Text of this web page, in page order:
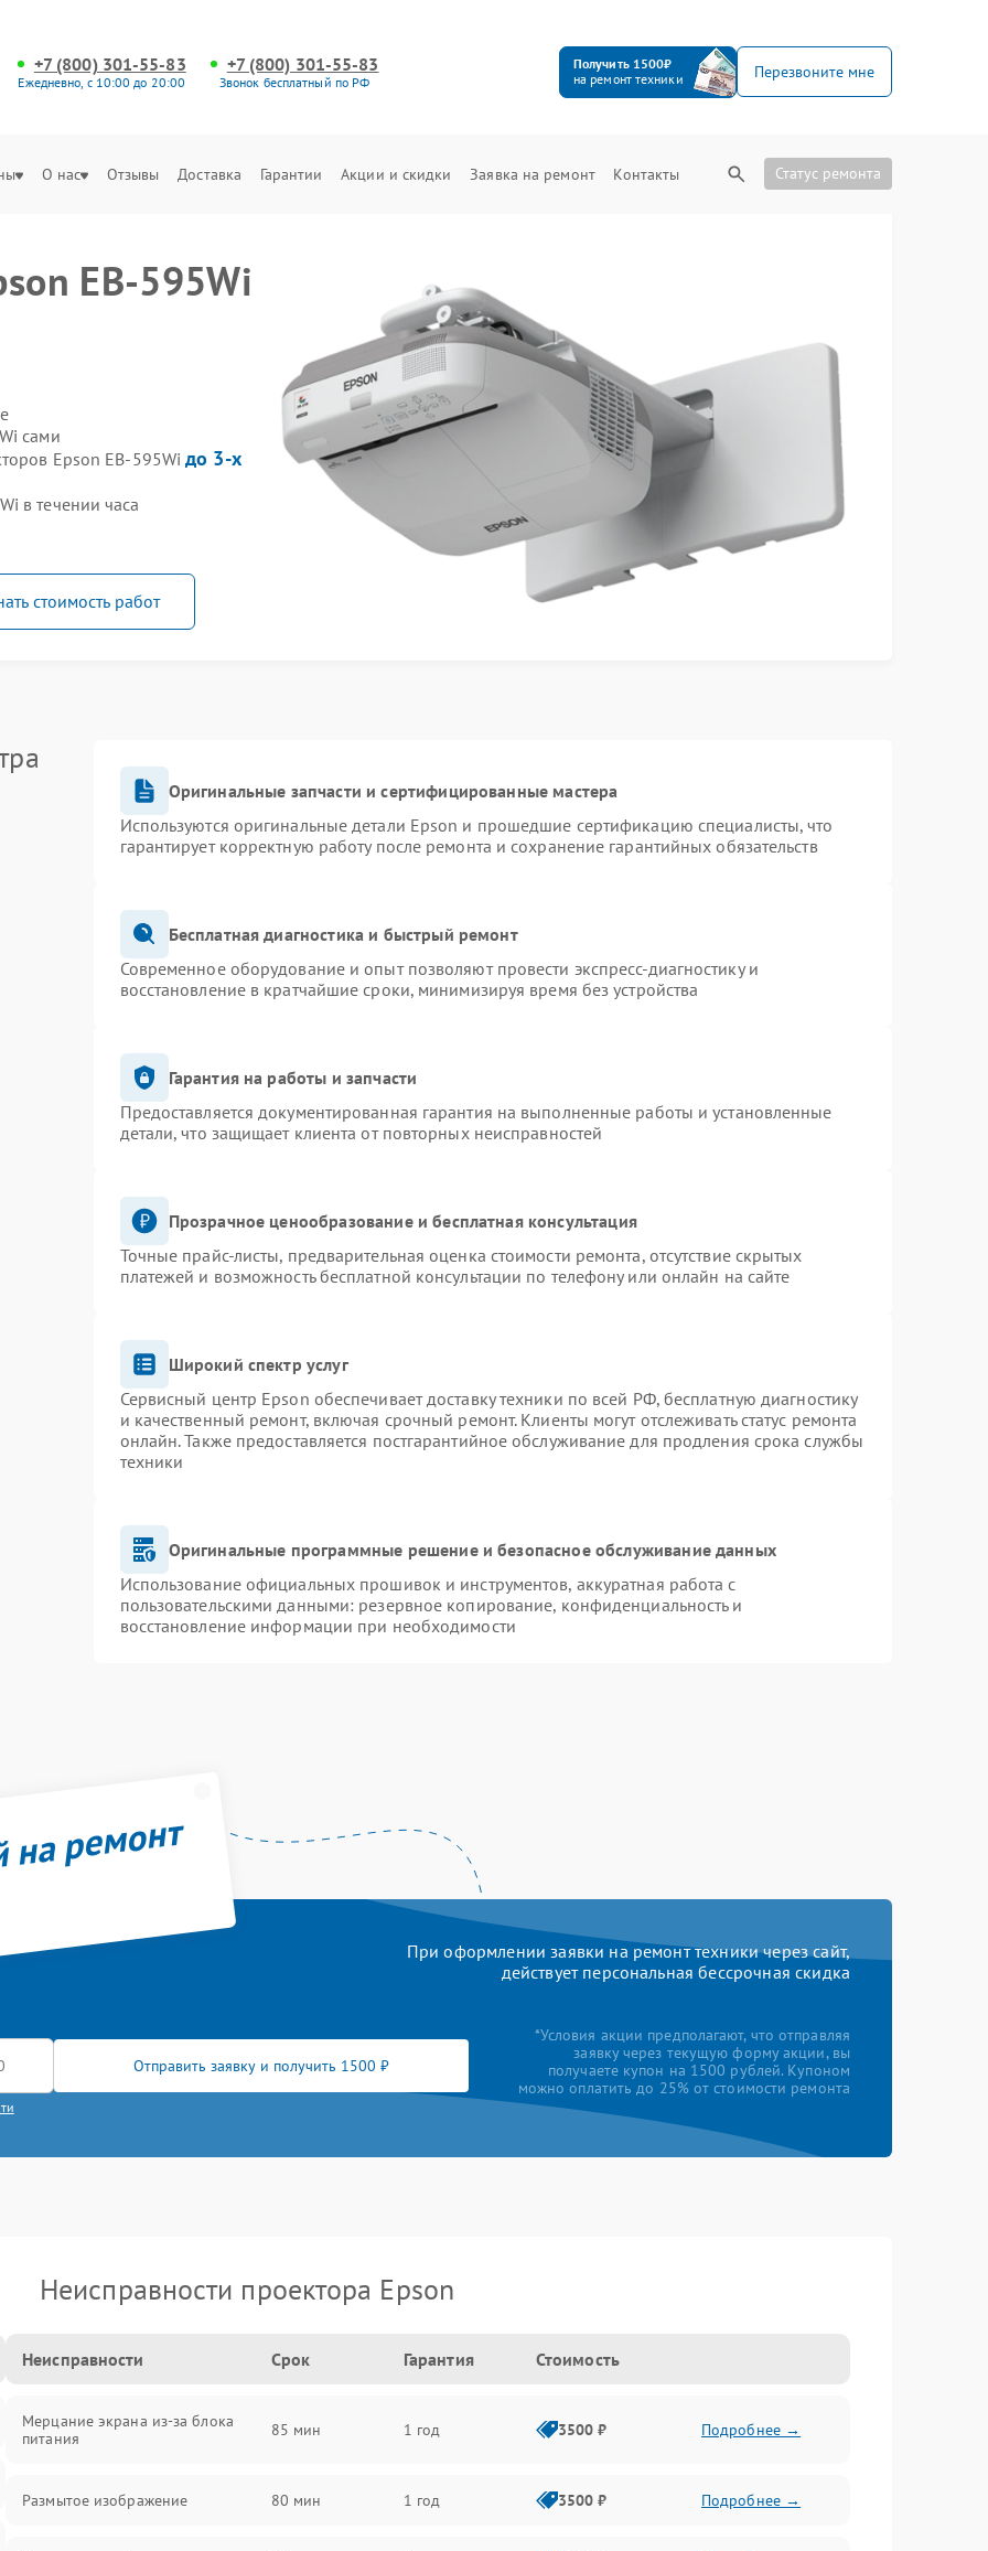
+7 (800) 301-55-83
Ежедневно, с 10:00 до 20:00
+7 (800) 301-55-83
Звонок бесплатный по РФ
Получить 1500₽
на ремонт техники
Перезвоните мне
О нас Отзывы Доставка Гарантии Акции и скидки Заявка на ремонт Контакты Статус ремонта
EB-595Wi
сами
Epson EB-595Wiдо 3-х
в течении часа
стоимость работ
Оригинальные запчасти и сертифицированные мастера
Используются оригинальные детали Epson и прошедшие сертификацию специалисты, что
гарантирует корректную работу после ремонта и сохранение гарантийных обязательств
Бесплатная диагностика и быстрый ремонт
Современное оборудование и опыт позволяют провести экспресс-диагностику и
восстановление в кратчайшие сроки, минимизируя время без устройства
Гарантия на работы и запчасти
Предоставляется документированная гарантия на выполненные работы и установленные
детали, что защищает клиента от повторных неисправностей
Прозрачное ценообразование и бесплатная консультация
Точные прайс-листы, предварительная оценка стоимости ремонта, отсутствие скрытых
платежей и возможность бесплатной консультации по телефону или онлайн на сайте
Широкий спектр услуг
Сервисный центр Epson обеспечивает доставку техники по всей РФ, бесплатную диагностику
и качественный ремонт, включая срочный ремонт. Клиенты могут отслеживать статус ремонта
онлайн. Также предоставляется постгарантийное обслуживание для продления срока службы
техники
Оригинальные программные решение и безопасное обслуживание данных
Использование официальных прошивок и инструментов, аккуратная работа с
пользовательскими данными: резервное копирование, конфиденциальность и
восстановление информации при необходимости
ремонт
При оформлении заявки на ремонт техники через сайт,
действует персональная бессрочная скидка
Отправить заявку и получить 1500 ₽
*Условия акции предполагают, что отправляя
заявку через текущую форму акции, вы
получаете купон на 1500 рублей. Купоном
можно оплатить до 25% от стоимости ремонта
Неисправности проектора Epson
Неисправности Срок Гарантия Стоимость
Мерцание экрана из-за блока
питания
85 мин 1 год 3500 ₽ Подробнее →
Размытое изображение 80 мин 1 год 3500 ₽ Подробнее →